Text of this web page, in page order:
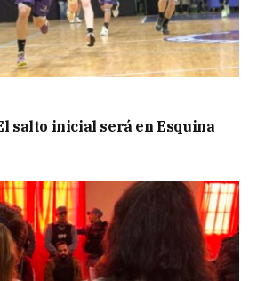
salto inicial será en Esquina